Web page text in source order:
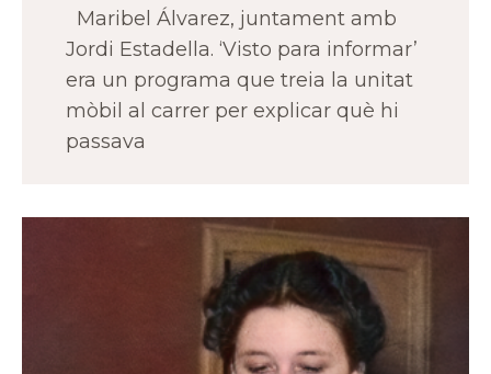
Maribel Álvarez, juntament amb
Jordi Estadella. ‘Visto para informar’
era un programa que treia la unitat
mòbil al carrer per explicar què hi
passava